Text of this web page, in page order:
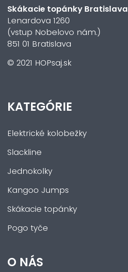
Skákacie topánky Bratislava
Lenardova 1260
(vstup Nobelovo nám.)
851 01 Bratislava
© 2021 HOPsaj.sk
KATEGÓRIE
Elektrické kolobežky
Slackline
Jednokolky
Kangoo Jumps
Skákacie topánky
Pogo tyče
O NÁS